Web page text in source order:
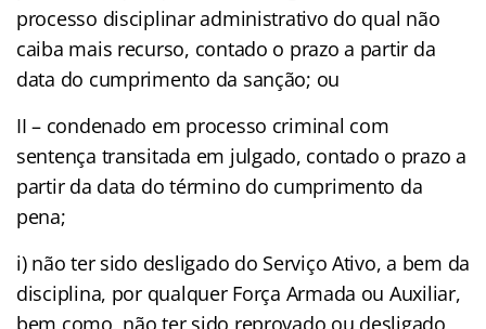
processo disciplinar administrativo do qual não
caiba mais recurso, contado o prazo a partir da
data do cumprimento da sanção; ou
II – condenado em processo criminal com
sentença transitada em julgado, contado o prazo a
partir da data do término do cumprimento da
pena;
i) não ter sido desligado do Serviço Ativo, a bem da
disciplina, por qualquer Força Armada ou Auxiliar,
bem como, não ter sido reprovado ou desligado